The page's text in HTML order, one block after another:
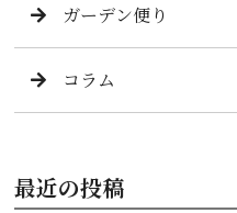
ガーデン便り
コラム
最近の投稿